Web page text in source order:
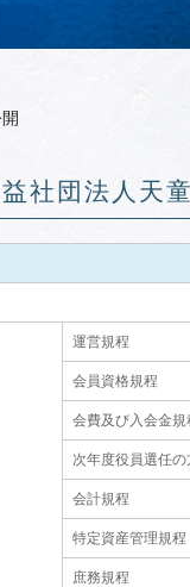
社団法人天
運営規程
会員資格規程
会費及び入会金規
次年度役員選任
会計規程
特定資産管理規程
庶務規程